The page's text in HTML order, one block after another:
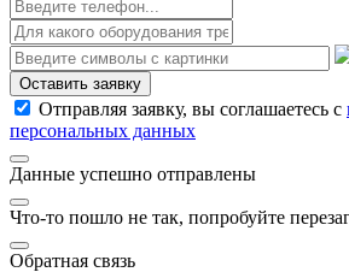
Оставить заявку
Отправляя заявку, вы соглашаетесь с
персональных данных
Данные успешно отправлены
Что-то пошло не так, попробуйте
Обратная связь